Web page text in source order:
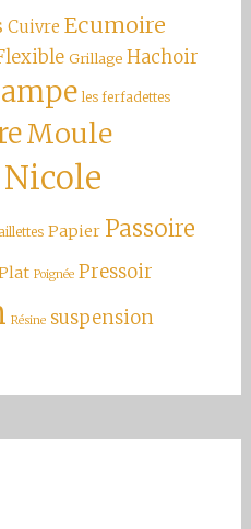
Cuivre Ecumoire
Grillage Hachoir
les ferfadettes
Moule
Nicole
Papier Passoire
Poignée Pressoir
Résine suspension